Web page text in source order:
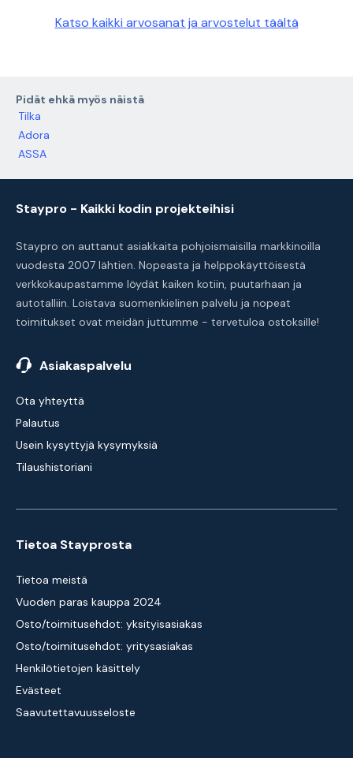
Katso kaikki arvosanat ja arvostelut täältä
Pidät ehkä myös näistä
Tilka
Adora
ASSA
Staypro - Kaikki kodin projekteihisi
Staypro on auttanut asiakkaita pohjoismaisilla markkinoilla
vuodesta 2007 lähtien. Nopeasta ja helppokäyttöisestä
verkkokaupastamme löydät kaiken kotiin, puutarhaan ja
autotalliin. Loistava suomenkielinen palvelu ja nopeat
toimitukset ovat meidän juttumme - tervetuloa ostoksille!
Asiakaspalvelu
Ota yhteyttä
Palautus
Usein kysyttyjä kysymyksiä
Tilaushistoriani
Tietoa Stayprosta
Tietoa meistä
Vuoden paras kauppa 2024
Osto/toimitusehdot: yksityisasiakas
Osto/toimitusehdot: yritysasiakas
Henkilötietojen käsittely
Evästeet
Saavutettavuusseloste